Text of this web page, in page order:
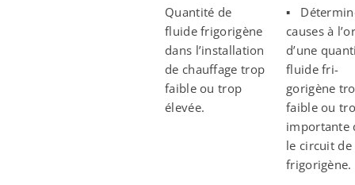
Quantité de
fluide frigorigène
dans l’installation
de chauffage trop
faible ou trop
élevée.
▪
causes à
d’une
fluide fri-
gorigène
faible ou
importante
le circuit
frigorigène.